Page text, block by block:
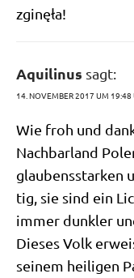
zginęła!
Aquilinus sagt:
14. NOVEMBER 2017 UM 19:48
Wie froh und
Nach­bar­land
glau­bens­star­ken
tig, sie sind ein
immer dunk­ler
Die­ses Volk
sei­nem hei­li­gen